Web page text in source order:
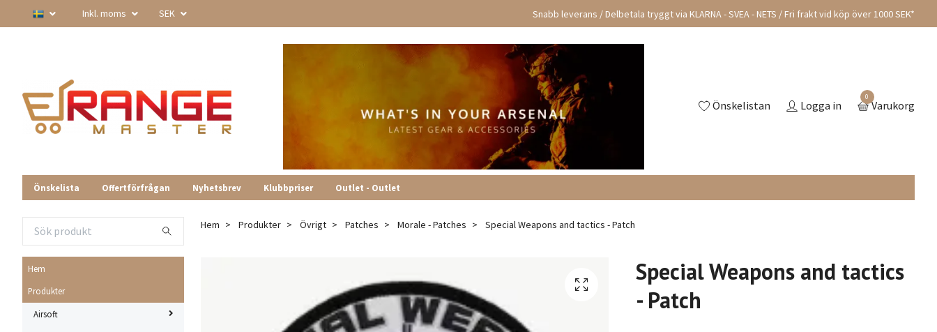
Inkl. moms SEK Snabb leverans / Delbetala tryggt via KLARNA - SVEA - NETS / Fri frakt vid köp över 1000 SEK*
Önskelistan Logga in
0
Varukorg
Önskelista Offertförfrågan Nyhetsbrev Klubbpriser Outlet - Outlet
Hem
Produkter
Airsoft
Hem Produkter Övrigt Patches Morale - Patches Special Weapons and tactics - Patch
Special Weapons and tactics
- Patch